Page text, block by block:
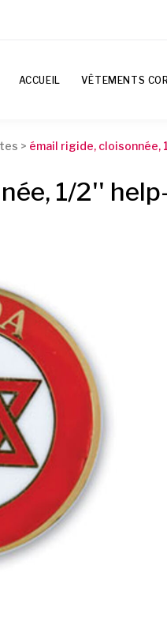
ACCUEIL VÊTEMENTS
> émail rigide, cloisonnée,
1/2''